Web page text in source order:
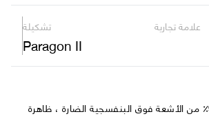
تشكيلة
Paragon II
علامة تجارية
تمنع ما يقارب 90 -96٪ من الأشعة فوق البنفسجية الضارة ، ظاهرة